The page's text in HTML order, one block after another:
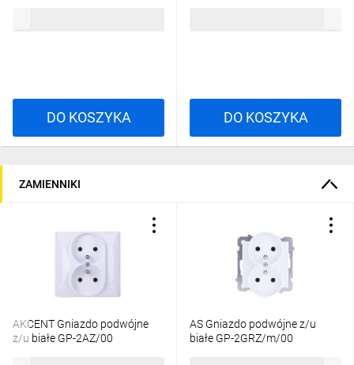
DO KOSZYKA DO KOSZYKA
ZAMIENNIKI
AKCENT Gniazdo podwójne
z/u białe GP-2AZ/00
AS Gniazdo podwójne z/u
białe GP-2GRZ/m/00